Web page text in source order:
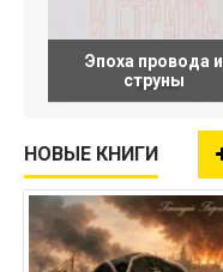
Эпоха провода и
струны
НОВЫЕ КНИГИ